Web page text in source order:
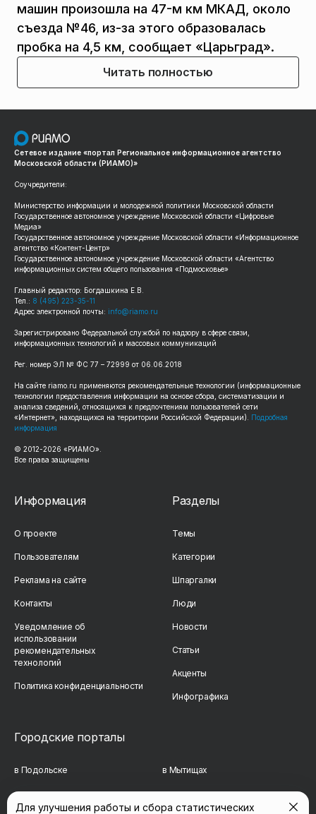
машин произошла на 47-м км МКАД, около
съезда №46, из-за этого образовалась
пробка на 4,5 км, сообщает «Царьград».
Читать полностью
Сетевое издание «портал Региональное информационное агентство
Московской области (РИАМО)»
Соучредители:
Министерство информации и молодежной политики Московской области
Государственное автономное учреждение Московской области «Цифровые
Медиа»
Государственное автономное учреждение Московской области «Информационное
агентство «Контент-Центр»
Государственное автономное учреждение Московской области «Агентство
информационных систем общего пользования «Подмосковье»
Главный редактор: Богдашкина Е.В.
Тел.: 8 (495) 223-35-11
Адрес электронной почты: info@riamo.ru
Зарегистрировано Федеральной службой по надзору в сфере связи,
информационных технологий и массовых коммуникаций
Рег. номер ЭЛ № ФС 77 – 72999 от 06.06.2018
На сайте riamo.ru применяются рекомендательные технологии (информационные
технологии предоставления информации на основе сбора, систематизации и
анализа сведений, относящихся к предпочтениям пользователей сети
«Интернет», находящихся на территории Российской Федерации). Подробная
информация
© 2012-2026 «РИАМО».
Все права защищены
Информация
О проекте
Пользователям
Реклама на сайте
Контакты
Уведомление об
использовании
рекомендательных
технологий
Политика конфиденциальности
Разделы
Темы
Категории
Шпаргалки
Люди
Новости
Статьи
Акценты
Инфографика
Городские порталы
в Подольске в Мытищах
Для улучшения работы и сбора статистических